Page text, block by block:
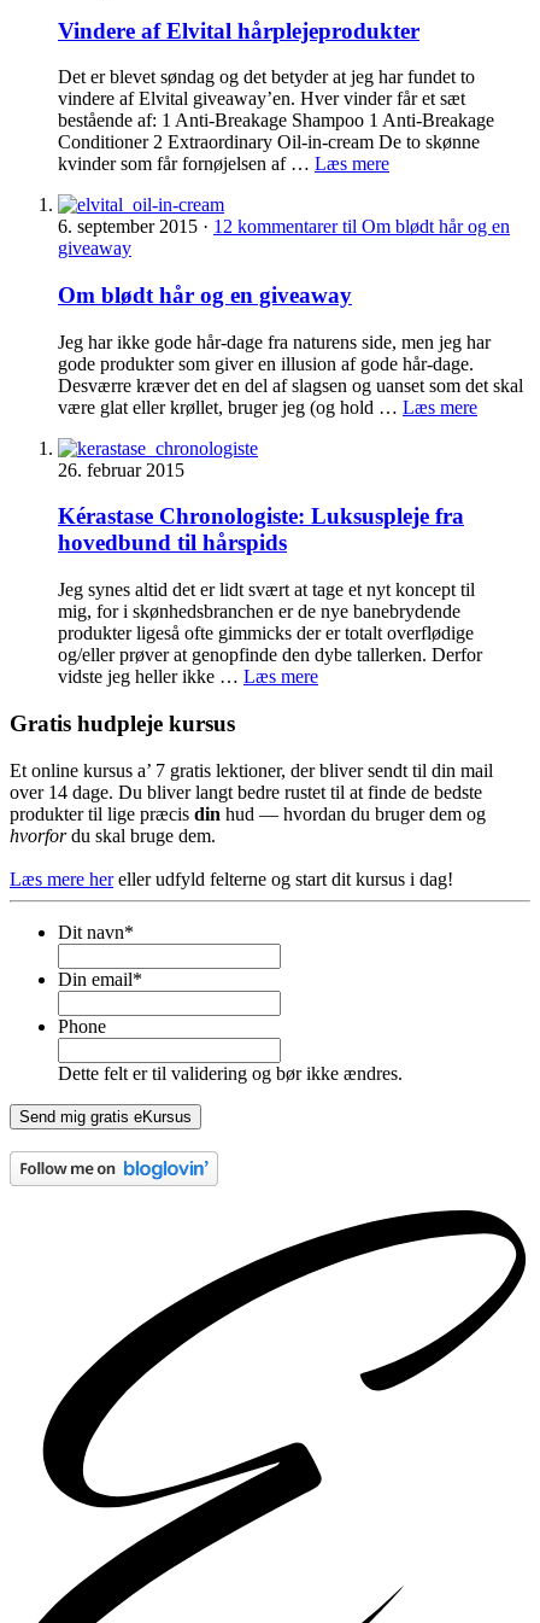
Vindere af Elvital hårplejeprodukter
Det er blevet søndag og det betyder at jeg har fundet to
vindere af Elvital giveaway’en. Hver vinder får et sæt
bestående af: 1 Anti-Breakage Shampoo 1 Anti-Breakage
Conditioner 2 Extraordinary Oil-in-cream De to skønne
kvinder som får fornøjelsen af … Læs mere
6. september 2015 · 12 kommentarertil Om blødt hår og en
giveaway
Om blødt hår og en giveaway
Jeg har ikke gode hår-dage fra naturens side, men jeg har
gode produkter som giver en illusion af gode hår-dage.
Desværre kræver det en del af slagsen og uanset som det skal
være glat eller krøllet, bruger jeg (og hold … Læs mere
26. februar 2015
Kérastase Chronologiste: Luksuspleje fra
hovedbund til hårspids
Jeg synes altid det er lidt svært at tage et nyt koncept til
mig, for i skønhedsbranchen er de nye banebrydende
produkter ligeså ofte gimmicks der er totalt overflødige
og/eller prøver at genopfinde den dybe tallerken. Derfor
vidste jeg heller ikke … Læs mere
Gratis hudpleje kursus
Et online kursus a’ 7 gratis lektioner, der bliver sendt til din mail
over 14 dage. Du bliver langt bedre rustet til at finde de bedste
produkter til lige præcis din hud — hvordan du bruger dem og
hvorfordu skal bruge dem.
Læs mere hereller udfyld felterne og start dit kursus i dag!
Dit navn*
Din email*
Phone
Dette felt er til validering og bør ikke ændres.